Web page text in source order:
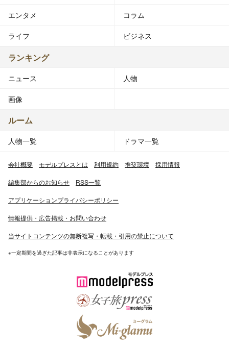
エンタメ コラム
ライフ ビジネス
ランキング
ニュース 人物
画像
ルーム
人物一覧 ドラマ一覧
会社概要 モデルプレスとは 利用規約 推奨環境 採用情報
編集部からのお知らせ RSS一覧
アプリケーションプライバシーポリシー
情報提供・広告掲載・お問い合わせ
当サイトコンテンツの無断複写・転載・引用の禁止について
※一定期間を過ぎた記事は非表示になることがあります